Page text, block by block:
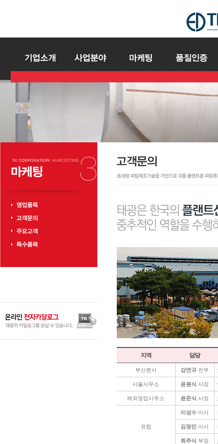
지역 담당
부산본사 감연규 전무
서울사무소 윤원식 사장
해외영업사무소 윤준식 사장
유럽
이성수 이사
김영민 이사
최주식 부장